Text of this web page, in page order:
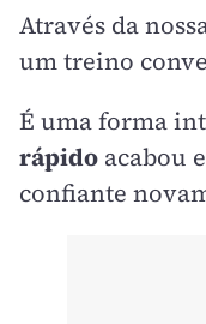
Através da
um treino
É uma forma
rápido acabou
confiante